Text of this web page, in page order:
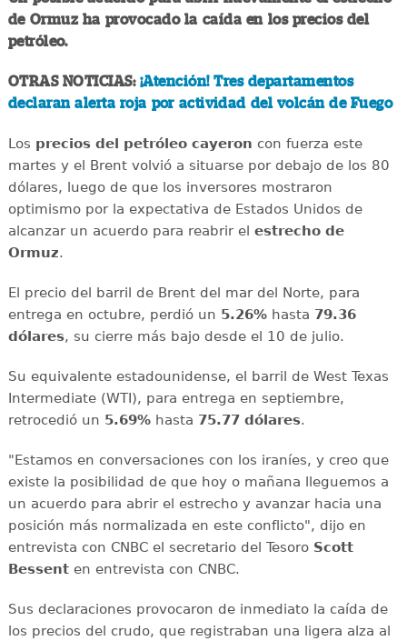
de Ormuz ha provocado la caída en los precios del
petróleo.
OTRAS NOTICIAS: ¡Atención! Tres departamentos
declaran alerta roja por actividad del volcán de Fuego
Los precios del petróleo cayeron con fuerza este
martes y el Brent volvió a situarse por debajo de los 80
dólares, luego de que los inversores mostraron
optimismo por la expectativa de Estados Unidos de
alcanzar un acuerdo para reabrir el estrecho de
Ormuz.
El precio del barril de Brent del mar del Norte, para
entrega en octubre, perdió un 5.26%hasta 79.36
dólares, su cierre más bajo desde el 10 de julio.
Su equivalente estadounidense, el barril de West Texas
Intermediate (WTI), para entrega en septiembre,
retrocedió un 5.69%hasta 75.77 dólares.
"Estamos en conversaciones con los iraníes, y creo que
existe la posibilidad de que hoy o mañana lleguemos a
un acuerdo para abrir el estrecho y avanzar hacia una
posición más normalizada en este conflicto", dijo en
entrevista con CNBC el secretario del Tesoro Scott
Bessenten entrevista con CNBC.
Sus declaraciones provocaron de inmediato la caída de
los precios del crudo, que registraban una ligera alza al